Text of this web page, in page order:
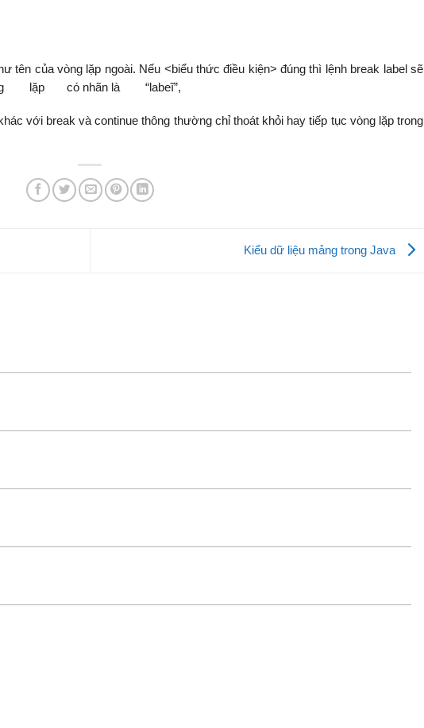
tên của vòng lặp ngoài. Nếu <biểu thức điều kiện> đúng thì lệnh break label sẽ
lặp có nhãn là “labeĩ”,
với break và continue thông thường chỉ thoát khỏi hay tiếp tục vòng lặp trong
Kiểu dữ liệu mảng trong Java